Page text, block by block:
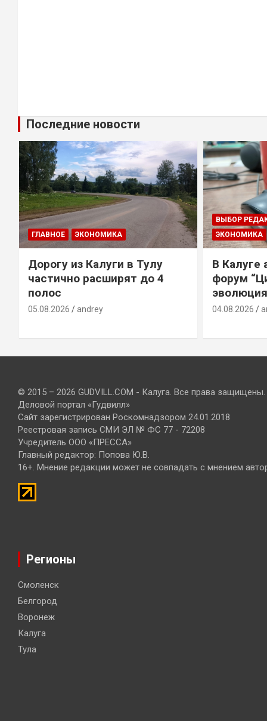
Последние новости
ГЛАВНОЕ ЭКОНОМИКА
Дорогу из Калуги в Тулу
частично расширят до 4
полос
05.08.2026 andrey
ВЫБОР
ЭКОНОМИКА
В Калуге
форум
04.08.2026
© 2015 – 2026 GUDVILL.COM - Калуга. Все права защищены.
Деловой портал «Гудвилл»
Сайт зарегистрирован Роскомнадзором 24.01.2018
Реестровая запись СМИ ЭЛ № ФС 77 - 72208
Учредитель ООО «ПРЕССА»
Главный редактор: Попова Ю.В.
16+. Мнение редакции может не совпадать с мнением
Регионы
Смоленск
Белгород
Воронеж
Калуга
Тула